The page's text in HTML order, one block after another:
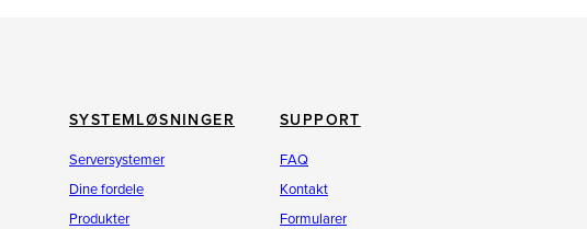
SYSTEMLØSNINGER
Serversystemer
Dine fordele
Produkter
SUPPORT
FAQ
Kontakt
Formularer